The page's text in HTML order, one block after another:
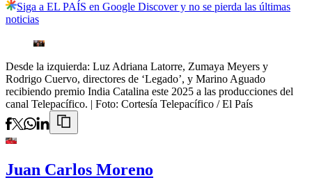
Siga a EL PAÍS en Google Discover y no se pierda las últimas
noticias
Desde la izquierda: Luz Adriana Latorre, Zumaya Meyers y
Rodrigo Cuervo, directores de ‘Legado’, y Marino Aguado
recibiendo premio India Catalina este 2025 a las producciones del
canal Telepacífico. | Foto: Cortesía Telepacífico / El País
Juan Carlos Moreno